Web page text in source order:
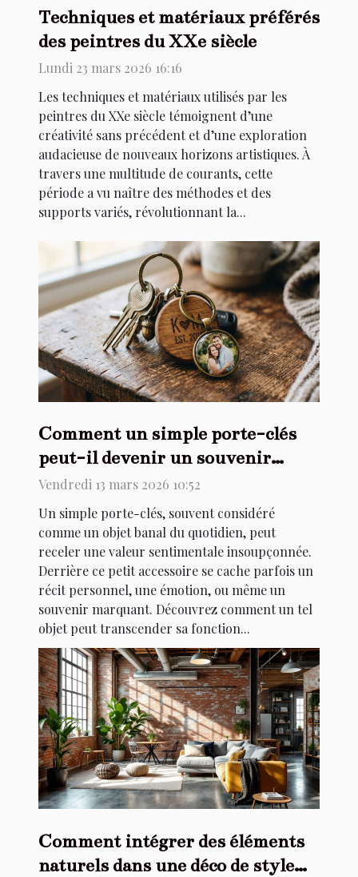
Techniques et matériaux préférés
des peintres du XXe siècle
Lundi 23 mars 2026 16:16
Les techniques et matériaux utilisés par les
peintres du XXe siècle témoignent d’une
créativité sans précédent et d’une exploration
audacieuse de nouveaux horizons artistiques. À
travers une multitude de courants, cette
période a vu naître des méthodes et des
supports variés, révolutionnant la...
Comment un simple porte-clés
peut-il devenir un souvenir
précieux ?
Vendredi 13 mars 2026 10:52
Un simple porte-clés, souvent considéré
comme un objet banal du quotidien, peut
receler une valeur sentimentale insoupçonnée.
Derrière ce petit accessoire se cache parfois un
récit personnel, une émotion, ou même un
souvenir marquant. Découvrez comment un tel
objet peut transcender sa fonction...
Comment intégrer des éléments
naturels dans une déco de style